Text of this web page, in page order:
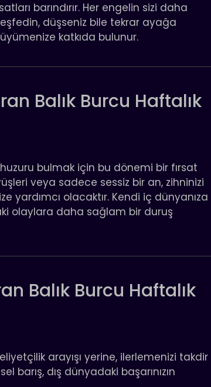
barındırır. Her engelin sizi daha
düşseniz bile tekrar ayağa
katkıda bulunur.
Balık Burcu Haftalık
bulmak için bu dönemi bir fırsat
veya sadece sessiz bir an, zihninizi
yardımcı olacaktır. Kendi iç dünyanıza
olaylara daha sağlam bir duruş
Balık Burcu Haftalık
arayışı yerine, ilerlemenizi takdir
barış, dış dünyadaki başarınızın